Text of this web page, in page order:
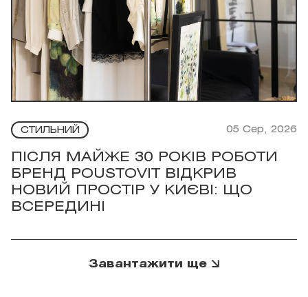
СТИЛЬНИЙ 05 Сер, 2026
ПІСЛЯ МАЙЖЕ 30 РОКІВ РОБОТИ
БРЕНД POUSTOVIT ВІДКРИВ
НОВИЙ ПРОСТІР У КИЄВІ: ЩО
ВСЕРЕДИНІ
Завантажити ще